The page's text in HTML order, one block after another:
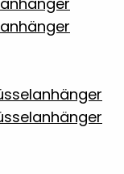
6